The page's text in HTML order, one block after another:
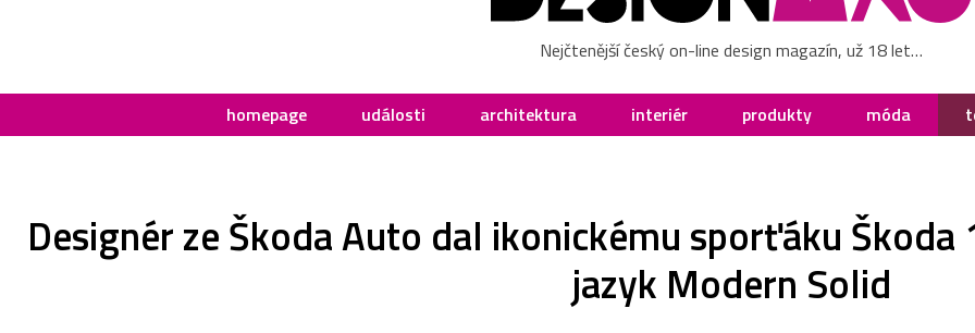
Nejčtenější český on-line design magazín, už 18 let…
homepage události architektura interiér produkty móda
Designér ze Škoda Auto dal ikonickému sporťáku Škoda
jazyk Modern Solid